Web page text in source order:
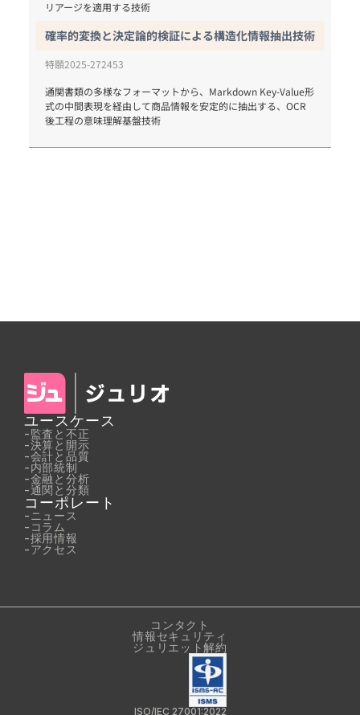
確率的変換と決定論的検証による構造化情報抽出技術
特願2025-272453
通関書類の多様なフォーマットから、Markdown Key-Value形
式の中間表現を経由して商品情報を安定的に抽出する、OCR
ユースケース
-監査と不正
-決算と開示
-会計と品質
-内部統制
-金融と分析
-通関と分類
コーポレート
- ニュース
- コラム
-採用情報
-アクセス
コンタクト
情報セキュリティ
ジュリエット解約
ISO/IEC 27001:2022